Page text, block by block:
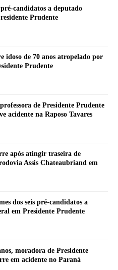
candidatos a deputado
Prudente
idoso de 70 anos atropelado por
Prudente
de Presidente Prudente
acidente na Raposo Tavares
após atingir traseira de
Assis Chateaubriand em
dos seis pré-candidatos a
em Presidente Prudente
moradora de Presidente
em acidente no Paraná